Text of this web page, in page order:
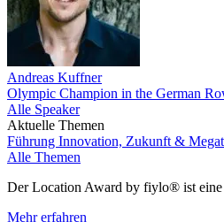
Andreas Kuffner
Olympic Champion in the German
Alle Speaker
Aktuelle Themen
Führung Innovation, Zukunft &
Alle Themen
Der Location Award by fiylo® ist eine
Mehr erfahren